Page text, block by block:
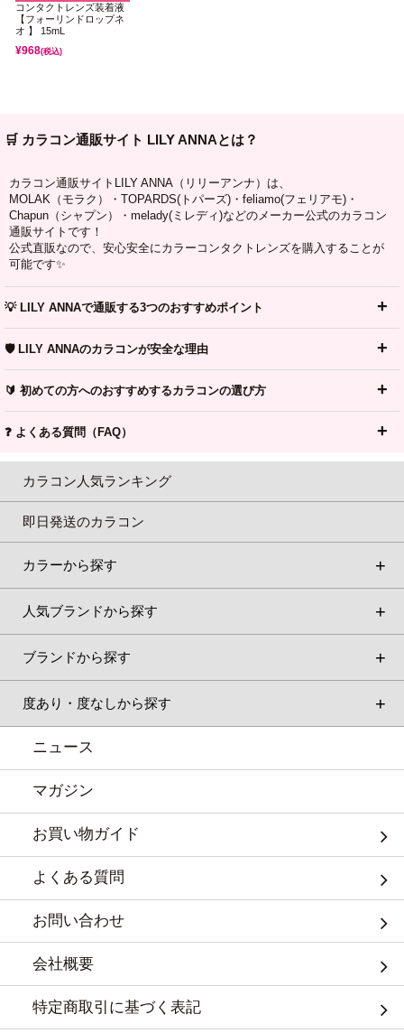
コンタクトレンズ装着液
【フォーリンドロップネ
オ 】 15mL
¥968(税込)
🛒 カラコン通販サイト LILY ANNAとは？
カラコン通販サイトLILY ANNA（リリーアンナ）は、
MOLAK（モラク）・TOPARDS(トパーズ)・feliamo(フェリアモ)・
Chapun（シャプン）・melady(ミレディ)などのメーカー公式のカラコン
通販サイトです！
公式直販なので、安心安全にカラーコンタクトレンズを購入することが
可能です✨
💡 LILY ANNAで通販する3つのおすすめポイント
🛡️ LILY ANNAのカラコンが安全な理由
🔰 初めての方へのおすすめするカラコンの選び方
❓ よくある質問（FAQ）
カラコン人気ランキング
即日発送のカラコン
カラーから探す
人気ブランドから探す
ブランドから探す
度あり・度なしから探す
ニュース
マガジン
お買い物ガイド
よくある質問
お問い合わせ
会社概要
特定商取引に基づく表記